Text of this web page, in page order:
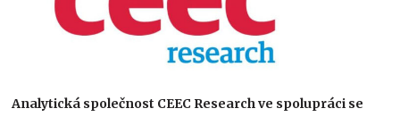
Analytická společnost CEEC Research ve spolupráci se